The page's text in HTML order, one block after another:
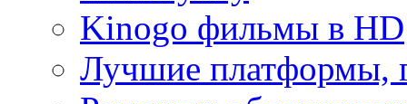
Kinogo фильмы в HD
Лучшие платформы,